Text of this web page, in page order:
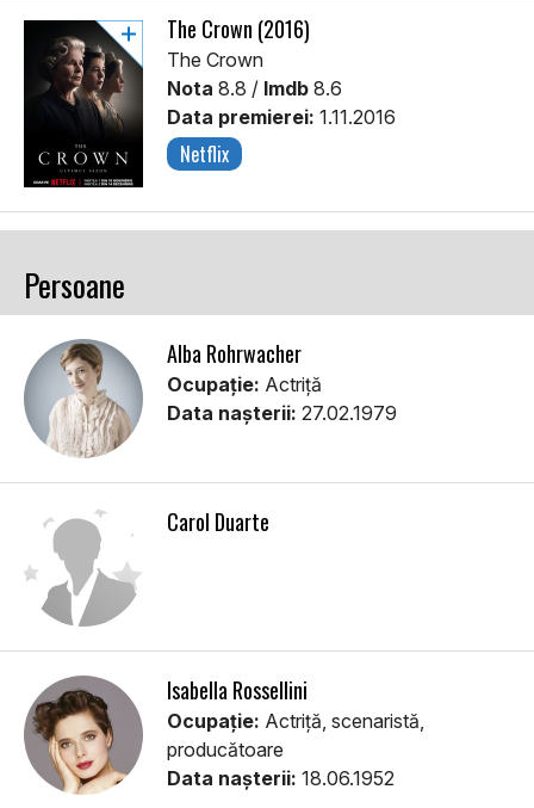
The Crown (2016)
The Crown
Nota 8.8 / Imdb 8.6
Data premierei: 1.11.2016
Netflix
Persoane
Alba Rohrwacher
Ocupație: Actriţă
Data nașterii: 27.02.1979
Carol Duarte
Isabella Rossellini
Ocupație: Actriță, scenaristă,
producătoare
Data nașterii: 18.06.1952